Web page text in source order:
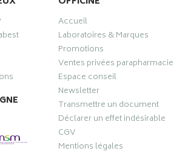
Accueil
Laboratoires & Marques
Promotions
Ventes privées parapharmacie
Espace conseil
Newsletter
Transmettre un document
Déclarer un effet indésirable
CGV
Mentions légales